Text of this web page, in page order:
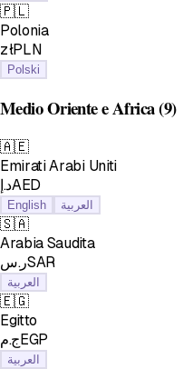
🇵🇱
Polonia
złPLN
Polski
Medio Oriente e Africa(9)
🇦🇪
Emirati Arabi Uniti
د.إAED
English العربية
🇸🇦
Arabia Saudita
ر.سSAR
العربية
🇪🇬
Egitto
ج.مEGP
العربية